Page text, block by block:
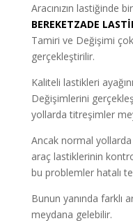
Aracınızın lastiğinde
BEREKETZADE
Tamiri ve Değişimi
gerçekleştirilir.
Kaliteli lastikleri
Değişimlerini
yollarda titreşimler
Ancak normal
araç lastiklerinin
bu problemler hatalı
Bunun yanında farklı
meydana gelebilir.